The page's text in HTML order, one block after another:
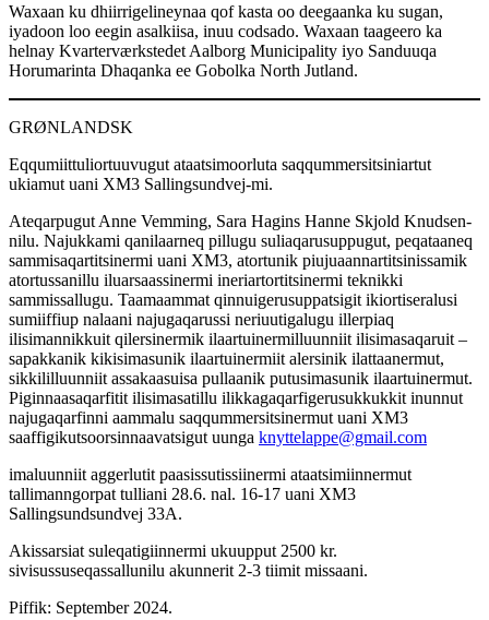
Waxaan ku dhiirrigelineynaa qof kasta oo deegaanka ku sugan,
iyadoon loo eegin asalkiisa, inuu codsado. Waxaan taageero ka
helnay Kvarterværkstedet Aalborg Municipality iyo Sanduuqa
Horumarinta Dhaqanka ee Gobolka North Jutland.
GRØNLANDSK
Eqqumiittuliortuuvugut ataatsimoorluta saqqummersitsiniartut
ukiamut uani XM3 Sallingsundvej-mi.
Ateqarpugut Anne Vemming, Sara Hagins Hanne Skjold Knudsen-
nilu. Najukkami qanilaarneq pillugu suliaqarusuppugut, peqataaneq
sammisaqartitsinermi uani XM3, atortunik piujuaannartitsinissamik
atortussanillu iluarsaassinermi ineriartortitsinermi teknikki
sammissallugu. Taamaammat qinnuigerusuppatsigit ikiortiseralusi
sumiiffiup nalaani najugaqarussi neriuutigalugu illerpiaq
ilisimannikkuit qilersinermik ilaartuinermilluunniit ilisimasaqaruit –
sapakkanik kikisimasunik ilaartuinermiit alersinik ilattaanermut,
sikkililluunniit assakaasuisa pullaanik putusimasunik ilaartuinermut.
Piginnaasaqarfitit ilisimasatillu ilikkagaqarfigerusukkukkit inunnut
najugaqarfinni aammalu saqqummersitsinermut uani XM3
saaffigikutsoorsinnaavatsigut uunga knyttelappe@gmail.com
imaluunniit aggerlutit paasissutissiinermi ataatsimiinnermut
tallimanngorpat tulliani 28.6. nal. 16-17 uani XM3
Sallingsundsundvej 33A.
Akissarsiat suleqatigiinnermi ukuupput 2500 kr.
sivisussuseqassallunilu akunnerit 2-3 tiimit missaani.
Piffik: September 2024.